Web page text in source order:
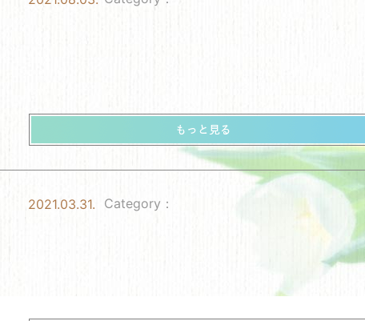
2021.03.31. Category：